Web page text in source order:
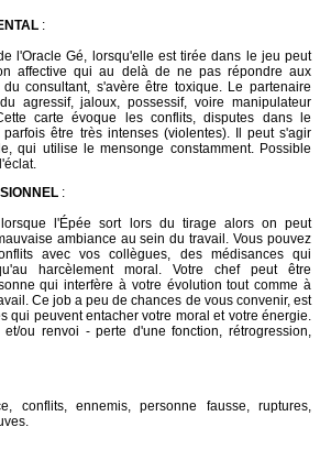
:
l'Oracle Gé, lorsqu'elle est tirée dans le jeu peut
affective qui au delà de ne pas répondre aux
consultant, s'avère être toxique. Le partenaire
agressif, jaloux, possessif, voire manipulateur
carte évoque les conflits, disputes dans le
être très intenses (violentes). Il peut s'agir
qui utilise le mensonge constamment. Possible
:
l'Épée sort lors du tirage alors on peut
ambiance au sein du travail. Vous pouvez
avec vos collègues, des médisances qui
harcèlement moral. Votre chef peut être
qui interfère à votre évolution tout comme à
Ce job a peu de chances de vous convenir, est
qui peuvent entacher votre moral et votre énergie.
et/ou renvoi - perte d'une fonction, rétrogression,
conflits, ennemis, personne fausse, ruptures,